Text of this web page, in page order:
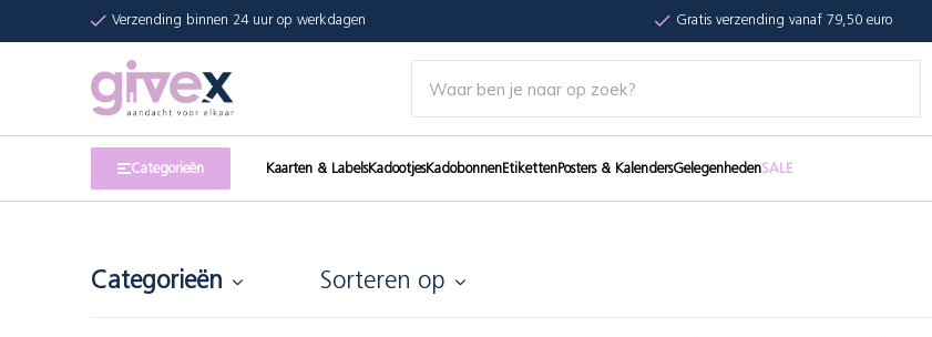
Verzending binnen 24 uur op werkdagen Gratis verzending vanaf 79,50 euro
Categorieën Kaarten & LabelsKadootjesKadobonnenEtikettenPosters & KalendersGelegenhedenSALE
Categorieën Sorteren op